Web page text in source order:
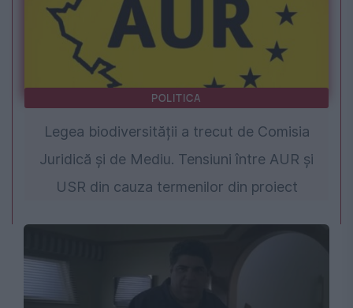
POLITICA
Legea biodiversității a trecut de Comisia
Juridică și de Mediu. Tensiuni între AUR și
USR din cauza termenilor din proiect